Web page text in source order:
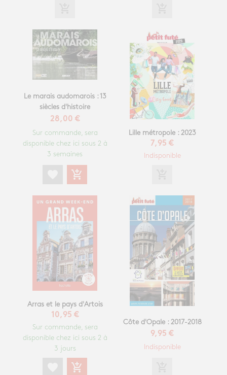
Le marais audomarois : 13
siècles d'histoire
28,00 €
Sur commande, sera
disponible chez ici sous 2 à
3 semaines
add_shopping_cart
Lille métropole : 2023
7,95 €
Indisponible
Arras et le pays d'Artois
10,95 €
Sur commande, sera
disponible chez ici sous 2 à
3 jours
add_shopping_cart
Côte d'Opale : 2017-2018
9,95 €
Indisponible